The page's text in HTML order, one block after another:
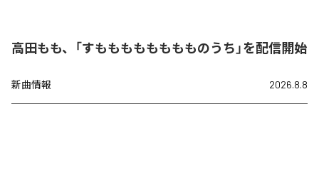
高田もも、「すもももももももものうち」を配信開始
新曲情報 2026.8.8